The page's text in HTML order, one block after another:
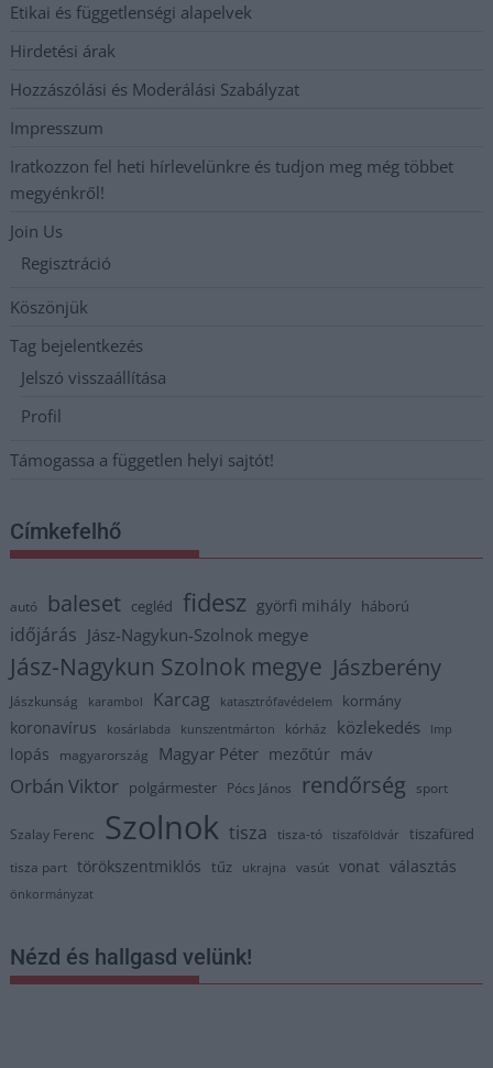
Etikai és függetlenségi alapelvek
Hirdetési árak
Hozzászólási és Moderálási Szabályzat
Impresszum
Iratkozzon fel heti hírlevelünkre és tudjon meg még többet
megyénkről!
Join Us
Regisztráció
Köszönjük
Tag bejelentkezés
Jelszó visszaállítása
Profil
Támogassa a független helyi sajtót!
Címkefelhő
autó baleset cegléd fidesz györfi mihály háború
időjárás Jász-Nagykun-Szolnok megye
Jász-Nagykun Szolnok megye Jászberény
Jászkunság karambol Karcag katasztrófavédelem kormány
koronavírus kosárlabda kunszentmárton kórház közlekedés lmp
lopás magyarország Magyar Péter mezőtúr máv
Orbán Viktor polgármester Pócs János rendőrség sport
Szalay Ferenc Szolnok tisza tisza-tó tiszaföldvár tiszafüred
tisza part törökszentmiklós tűz ukrajna vasút vonat választás
önkormányzat
Nézd és hallgasd velünk!